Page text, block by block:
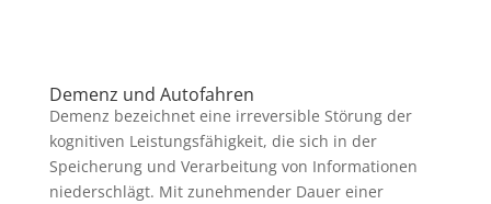
Demenz und Autofahren
Demenz bezeichnet eine irreversible Störung der
kognitiven Leistungsfähigkeit, die sich in der
Speicherung und Verarbeitung von Informationen
niederschlägt. Mit zunehmender Dauer einer